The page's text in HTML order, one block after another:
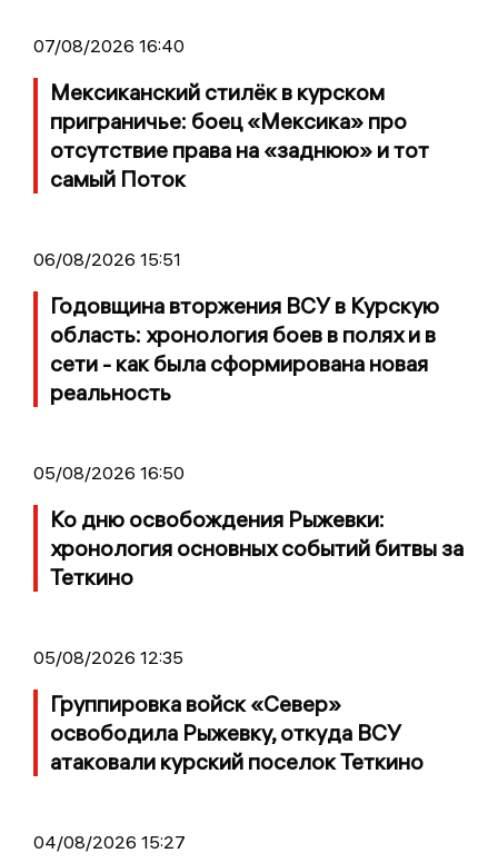
07/08/2026 16:40
Мексиканский стилёк в курском
приграничье: боец «Мексика» про
отсутствие права на «заднюю» и тот
самый Поток
06/08/2026 15:51
Годовщина вторжения ВСУ в Курскую
область: хронология боев в полях и в
сети - как была сформирована новая
реальность
05/08/2026 16:50
Ко дню освобождения Рыжевки:
хронология основных событий битвы за
Теткино
05/08/2026 12:35
Группировка войск «Север»
освободила Рыжевку, откуда ВСУ
атаковали курский поселок Теткино
04/08/2026 15:27